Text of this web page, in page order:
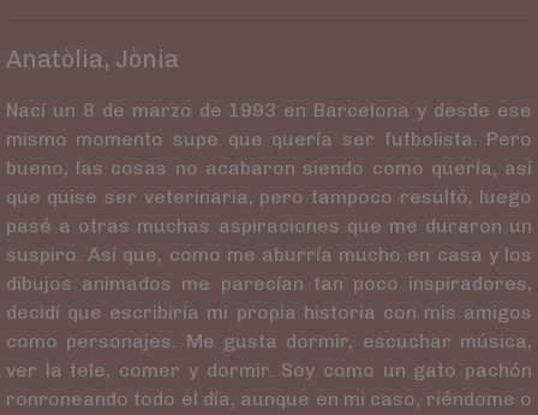
Anatòlia, Jònia
Nací un 8 de marzo de 1993 en Barcelona y desde ese
mismo momento supe que quería ser futbolista. Pero
bueno, las cosas no acabaron siendo como quería, así
que quise ser veterinaria, pero tampoco resultó, luego
pasé a otras muchas aspiraciones que me duraron un
suspiro. Así que, como me aburría mucho en casa y los
dibujos animados me parecían tan poco inspiradores,
decidí que escribiría mi propia historia con mis amigos
como personajes. Me gusta dormir, escuchar música,
ver la tele, comer y dormir. Soy como un gato pachón
ronroneando todo el día, aunque en mi caso, riéndome o